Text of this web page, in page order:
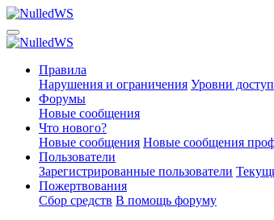
Правила
Нарушения и ограничения Уровни
Форумы
Новые сообщения
Что нового?
Новые сообщения Новые сообщения
Пользователи
Зарегистрированные пользователи
Пожертвования
Сбор средств В помощь форуму